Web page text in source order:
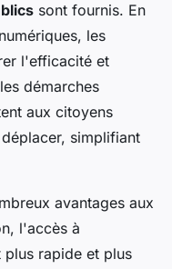
sont fournis. En
les
l'efficacité et
démarches
aux citoyens
simplifiant
avantages aux
l'accès à
rapide et plus